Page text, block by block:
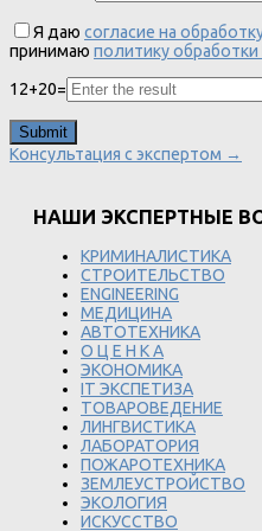
Я даю согласие на
принимаю политику
12+20=
Консультация с экспертом →
НАШИ ЭКСПЕРТНЫЕ
КРИМИНАЛИСТИКА
СТРОИТЕЛЬСТВО
ENGINEERING
МЕДИЦИНА
АВТОТЕХНИКА
О Ц Е Н К А
ЭКОНОМИКА
IT ЭКСПЕТИЗА
ТОВАРОВЕДЕНИЕ
ЛИНГВИСТИКА
ЛАБОРАТОРИЯ
ПОЖАРОТЕХНИКА
ЗЕМЛЕУСТРОЙСТВО
ЭКОЛОГИЯ
ИСКУССТВО